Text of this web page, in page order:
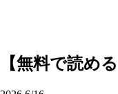
【無料で読め